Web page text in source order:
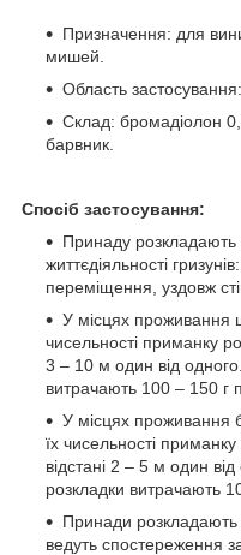
Призначення: для
мишей.
Область
Склад: бромадіолон
барвник.
Спосіб застосування:
Принаду розкладають
життєдіяльності
переміщення, уздовж
У місцях проживання
чисельності приманку
3 – 10 м один від
витрачають 100 – 150 г
У місцях проживання
їх чисельності
відстані 2 – 5 м один
розкладки витрачають
Принади розкладають
ведуть спостереження